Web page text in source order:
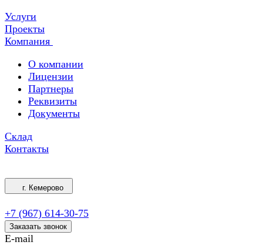
Услуги
Проекты
Компания
О компании
Лицензии
Партнеры
Реквизиты
Документы
Склад
Контакты
г. Кемерово
+7 (967) 614-30-75
Заказать звонок
E-mail